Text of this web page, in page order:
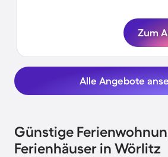
Zum
Alle Angebote
Günstige
Ferienhäuser in Wörlitz